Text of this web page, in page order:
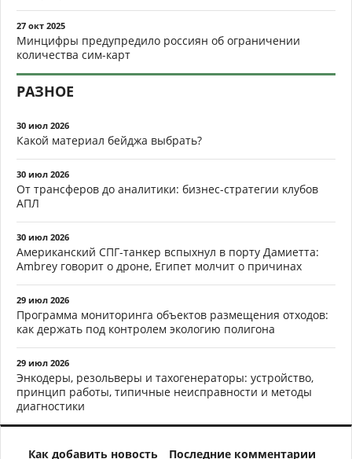
27 окт 2025
Минцифры предупредило россиян об ограничении
количества сим-карт
РАЗНОЕ
30 июл 2026
Какой материал бейджа выбрать?
30 июл 2026
От трансферов до аналитики: бизнес-стратегии клубов
АПЛ
30 июл 2026
Американский СПГ-танкер вспыхнул в порту Дамиетта:
Ambrey говорит о дроне, Египет молчит о причинах
29 июл 2026
Программа мониторинга объектов размещения отходов:
как держать под контролем экологию полигона
29 июл 2026
Энкодеры, резольверы и тахогенераторы: устройство,
принцип работы, типичные неисправности и методы
диагностики
Как добавить новость Последние комментарии